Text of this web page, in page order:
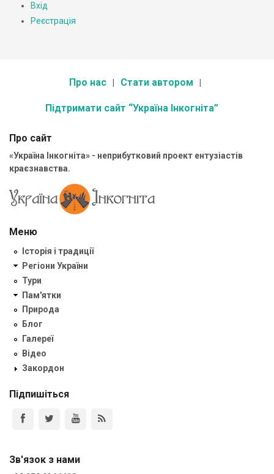
Вхід
Реєстрація
Про нас Стати автором
Підтримати сайт “Україна Інкогніта”
Про сайт
«Україна Інкогніта» - неприбутковий проект ентузіастів
краєзнавства.
Меню
Історія і традиції
Регіони України
Тури
Пам'ятки
Природа
Блог
Галереї
Відео
Закордон
Підпишіться
Зв'язок з нами